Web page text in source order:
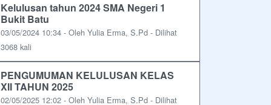
Kelulusan tahun 2024 SMA Negeri 1
Bukit Batu
03/05/2024 10:34 - Oleh Yulia Erma, S.Pd - Dilihat
3068 kali
PENGUMUMAN KELULUSAN KELAS
XII TAHUN 2025
02/05/2025 12:02 - Oleh Yulia Erma, S.Pd - Dilihat